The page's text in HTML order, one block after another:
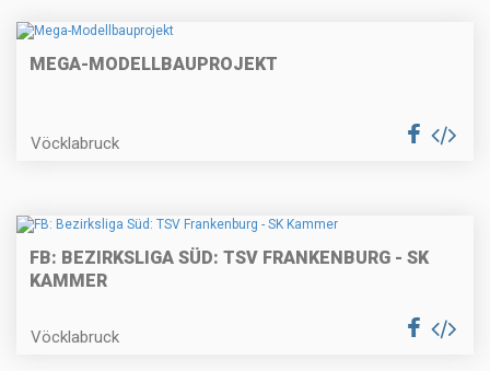
MEGA-MODELLBAUPROJEKT
Vöcklabruck
FB: BEZIRKSLIGA SÜD: TSV FRANKENBURG - SK
KAMMER
Vöcklabruck